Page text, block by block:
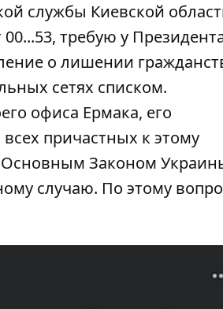
службы Киевской
требую у
о лишении
сетях списком.
офиса Ермака, его
причастных к этому
Основным Законом
случаю. По этому